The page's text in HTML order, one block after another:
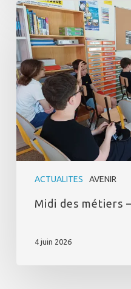
ACTUALITES AVENIR
Midi
des
métiers
–
Parcours
avenir
Midi des métiers
4 juin 2026